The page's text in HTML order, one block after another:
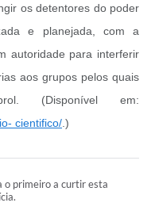
os detentores do poder
e planejada, com a
autoridade para interferir
aos grupos pelos quais
(Disponível em:
cientifico/ .)
o primeiro a curtir esta